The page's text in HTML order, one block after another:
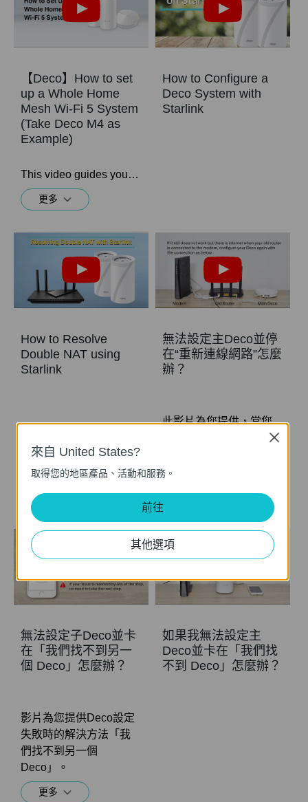
【Deco】How to set
up a Whole Home
Mesh Wi-Fi 5 System
(Take Deco M4 as
Example)
This video guides you step by step to set up a Whole Home Mesh Wi-Fi 5 System using Deco M4 as an example. The images may differ from actual products.
更多
How to Configure a
Deco System with
Starlink
How to Resolve
Double NAT using
Starlink
無法設定主Deco並停
在“重新連線網路”怎麼
辦？
此影片為您提供，當您
無法設定主Deco並卡在
「測試網路連接」。
更多
無法設定子Deco並卡
在「我們找不到另一
個 Deco」怎麼辦？
影片為您提供Deco設定
失敗時的解決方法「我
們找不到另一個
Deco」。
更多
如果我無法設定主
Deco並卡在「我們找
不到 Deco」怎麼辦？
來自 United States?
取得您的地區產品、活動和服務。
前往
其他選項
Close